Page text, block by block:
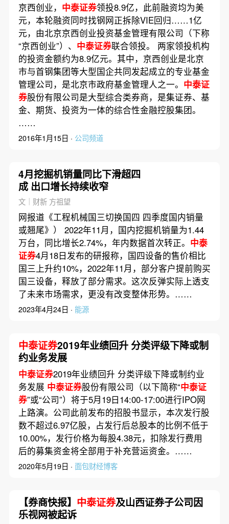
京西创业， 中泰证券领投8.9亿，此前融资均为美
元，本轮融资同时找钢网正拆除VIE回归……1亿
元，由北京京西创业投资基金管理有限公司（下称
“京西创业”）、 中泰证券联合领投。 两家领投机构
的投资金额约为8.9亿元。其中，京西创业是北京
市与首钢集团等大型国企共同发起成立的专业基金
管理公司，是北京市政府基金管理人之一。 中泰证
券股份有限公司是大型综合类券商，是集证券、基
金、期货、投资为一体的综合性金融控股集团。
……
2016年1月15日 · 公司频道
4月挖掘机销量同比下滑超四
成 出口增长持续收窄
文｜财新 方祖望
网报道《工程机械国三切换国四 四季度国内销量
或翘尾》） 2022年11月，国内挖掘机销量为1.44
万台，同比增长2.74%，年内数据首次转正。 中泰
证券4月18日发布的研报称，国四设备的售价相比
国三上升约10%，2022年11月，部分客户提前购买
国三设备，释放了部分需求。这次反弹实际上透支
了未来市场需求，更没有改变整体形势。……
2023年4月24日 · 能源
中泰证券2019年业绩回升 分类评级下降或制
约业务发展
中泰证券2019年业绩回升 分类评级下降或制约业
务发展 中泰证券股份有限公司（以下简称“中泰证
券”或“公司”）将于5月19日14:00-17:00进行IPO网
上路演。公司此前发布的招股书显示，本次发行股
数不超过6.97亿股，占发行后总股本的比例不低于
10.00%，发行价格为每股4.38元，扣除发行费用
后的募集资金将全部用于补充营运资金。……
2020年5月19日 · 面包财经博客
【券商快报】 中泰证券及山西证券子公司因
乐视网被起诉